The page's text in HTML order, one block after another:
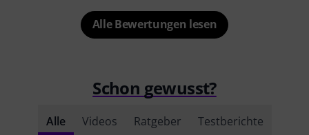
Alle Bewertungen lesen
Schon gewusst?
Alle Videos Ratgeber Testberichte